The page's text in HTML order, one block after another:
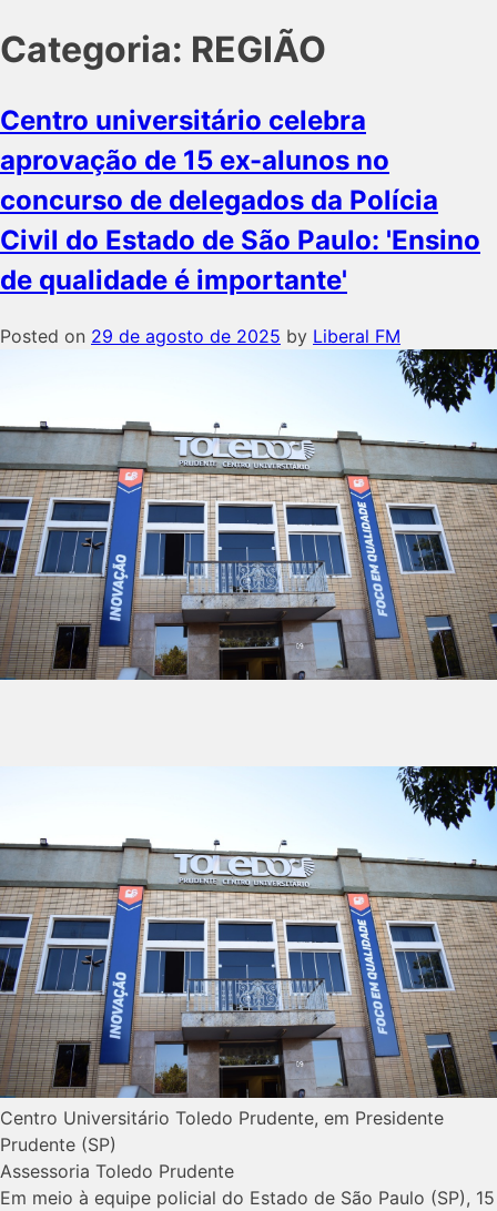
Categoria: REGIÃO
Centro universitário celebra
aprovação de 15 ex-alunos no
concurso de delegados da Polícia
Civil do Estado de São Paulo: 'Ensino
de qualidade é importante'
Posted on 29 de agosto de 2025 by Liberal FM
Centro Universitário Toledo Prudente, em Presidente
Prudente (SP)
Assessoria Toledo Prudente
Em meio à equipe policial do Estado de São Paulo (SP), 15